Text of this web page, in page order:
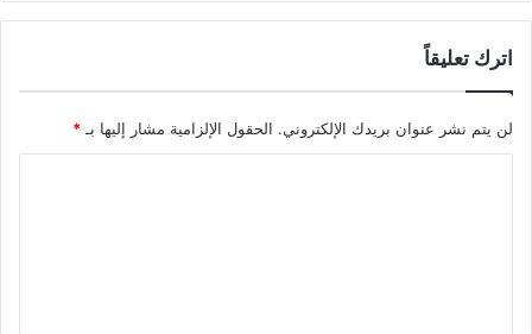
اترك تعليقاً
لن يتم نشر عنوان بريدك الإلكتروني. الحقول الإلزامية مشار إليها بـ*